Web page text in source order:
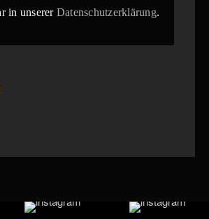
in unserer Datenschutzerklärung.